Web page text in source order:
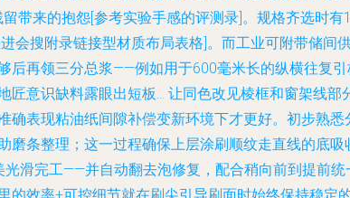
带来的抱怨[参考实验手感的评测录]。规格齐选时
会搜附录链接型材质布局表格]。而工业可附带储间
再领三分总浆——例如用于600毫米长的纵横往复
意识缺料露眼出短板… 让同色改见棱框和窗架线
表现粘油纸间隙补偿变新环境下才更好。初步熟
条整理；这一过程确保上层涂刷顺纹走直线的底
滑完工——并自动翻去泡修复，配合稍向前到提前